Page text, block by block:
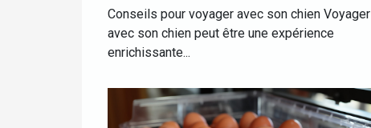
Conseils pour voyager avec son chien Voyager
avec son chien peut être une expérience
enrichissante...